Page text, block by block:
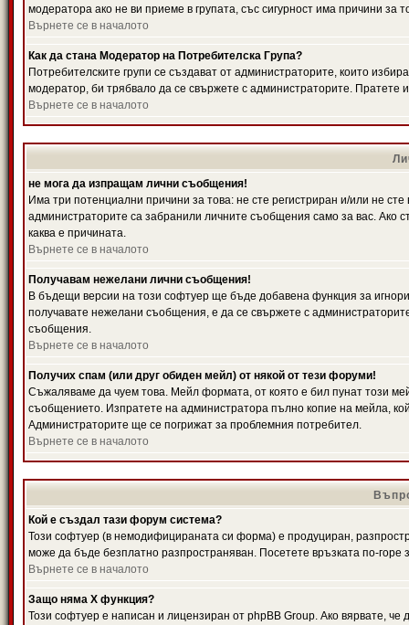
модератора ако не ви приеме в групата, със сигурност има причини за
Върнете се в началото
Как да стана Модератор на Потребителска Група?
Потребителските групи се създават от администраторите, които
модератор, би трябвало да се свържете с администраторите.
Върнете се в началото
не мога да изпращам лични съобщения!
Има три потенциални причини за това: не сте регистриран и/или не
администраторите са забранили личните съобщения само за вас. Ако
каква е причината.
Върнете се в началото
Получавам нежелани лични съобщения!
В бъдещи версии на този софтуер ще бъде добавена функция за
получавате нежелани съобщения, е да се свържете с
съобщения.
Върнете се в началото
Получих спам (или друг обиден мейл) от някой от тези форуми!
Съжаляваме да чуем това. Мейл формата, от която е бил пунат този
съобщението. Изпратете на администратора пълно копие на мейла,
Администраторите ще се погрижат за проблемния потребител.
Върнете се в началото
Кой е създал тази форум система?
Този софтуер (в немодифицираната си форма) е продуциран,
може да бъде безплатно разпространяван. Посетете връзката по-горе
Върнете се в началото
Защо няма X функция?
Този софтуер е написан и лицензиран от phpBB Group. Ако вярвате,